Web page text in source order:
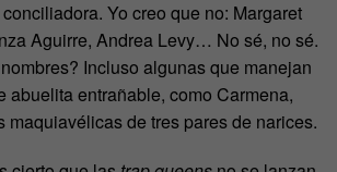
Yo creo que no: Margaret
Aguirre, Andrea Levy… No sé, no sé.
Incluso algunas que manejan
abuelita entrañable, como Carmena,
maquiavélicas de tres pares de narices.